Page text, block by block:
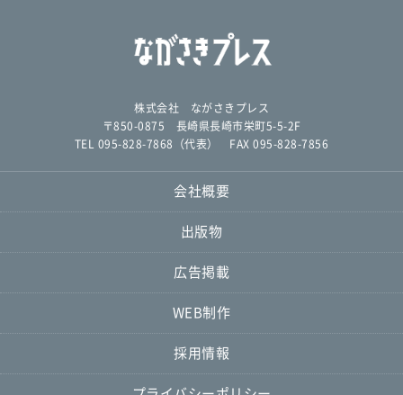
株式会社 ながさきプレス
〒850-0875 長崎県長崎市栄町5-5-2F
TEL 095-828-7868（代表） FAX 095-828-7856
会社概要
出版物
広告掲載
WEB制作
採用情報